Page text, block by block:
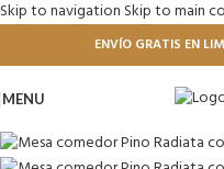
Skip to navigation Skip to main
ENVÍO GRATIS EN
MENU